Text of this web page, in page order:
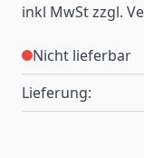
inkl MwSt zzgl.
Nicht lieferbar
Lieferung: